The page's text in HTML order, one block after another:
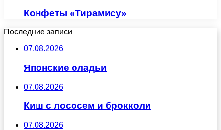
Конфеты «Тирамису»
Последние записи
07.08.2026
Японские оладьи
07.08.2026
Киш с лососем и брокколи
07.08.2026